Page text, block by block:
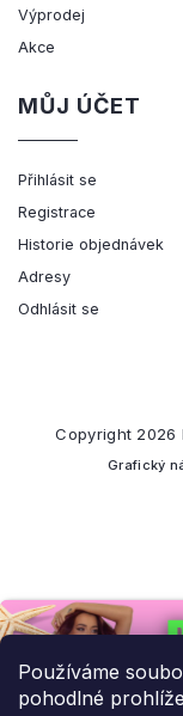
Používáme
pohodlné
Výprodej
Akce
MŮJ ÚČET
Přihlásit se
Registrace
Historie objednávek
Adresy
Odhlásit se
Copyright 2026
Grafický
Budeme vám